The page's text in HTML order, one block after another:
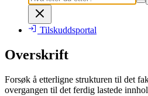
Tilskuddsportal
Overskrift
Forsøk å etterligne strukturen til det
overgangen til det ferdig lastede